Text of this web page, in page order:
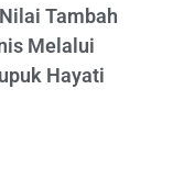
Tambah
Melalui
Hayati